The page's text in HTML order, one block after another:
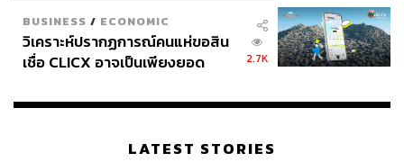
BUSINESS / ECONOMIC
วิเคราะห์ปรากฏการณ์คนแห่ขอสิน
เชื่อ CLICX อาจเป็นเพียงยอด
เรือนไทยที่ถูกซุกไว้
2.7K
LATEST STORIES